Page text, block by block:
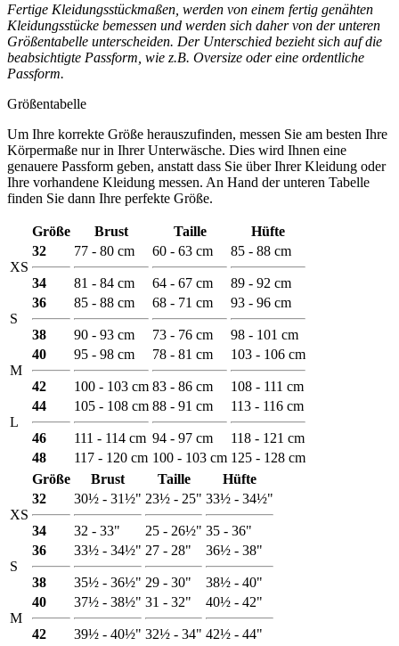
Fertige Kleidungsstückmaßen, werden von einem fertig genähten
Kleidungsstücke bemessen und werden sich daher von der unteren
Größentabelle unterscheiden. Der Unterschied bezieht sich auf die
beabsichtigte Passform, wie z.B. Oversize oder eine ordentliche
Passform.
Größentabelle
Um Ihre korrekte Größe herauszufinden, messen Sie am besten Ihre
Körpermaße nur in Ihrer Unterwäsche. Dies wird Ihnen eine
genauere Passform geben, anstatt dass Sie über Ihrer Kleidung oder
Ihre vorhandene Kleidung messen. An Hand der unteren Tabelle
finden Sie dann Ihre perfekte Größe.
Größe Brust Taille Hüfte
XS
32
34
77 - 80 cm
81 - 84 cm
60 - 63 cm
64 - 67 cm
85 - 88 cm
89 - 92 cm
S
36
38
85 - 88 cm
90 - 93 cm
68 - 71 cm
73 - 76 cm
93 - 96 cm
98 - 101 cm
M
40
42
95 - 98 cm
100 - 103 cm
78 - 81 cm
83 - 86 cm
103 - 106 cm
108 - 111 cm
L
44
46
105 - 108 cm
111 - 114 cm
88 - 91 cm
94 - 97 cm
113 - 116 cm
118 - 121 cm
48
117 - 120 cm 100 - 103 cm 125 - 128 cm
Größe
Brust Taille Hüfte
XS
32
34
30½ - 31½"
32 - 33"
23½ - 25"
25 - 26½"
33½ - 34½"
35 - 36"
S
36
38
33½ - 34½"
35½ - 36½"
27 - 28"
29 - 30"
36½ - 38"
38½ - 40"
M
40
42
37½ - 38½"
39½ - 40½"
31 - 32"
32½ - 34"
40½ - 42"
42½ - 44"